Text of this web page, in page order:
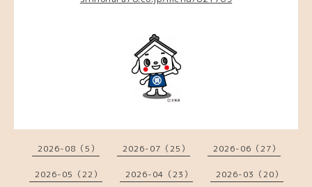
2026-08（5） 2026-07（25） 2026-06（27）
2026-05（22） 2026-04（23） 2026-03（20）